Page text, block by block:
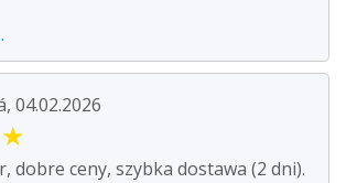
04.02.2026
★
dobre ceny, szybka dostawa (2 dni).